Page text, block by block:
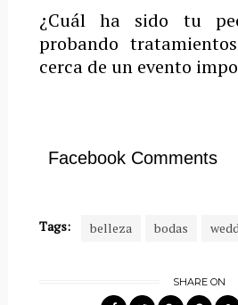
¿Cuál ha sido tu
probando
cerca de un evento
Facebook Comments
Tags: belleza bodas
SHARE ON